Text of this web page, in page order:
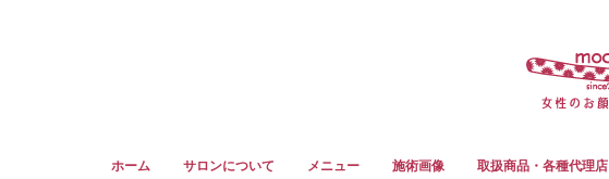
ホーム サロンについて メニュー 施術画像 取扱商品・各種代理店